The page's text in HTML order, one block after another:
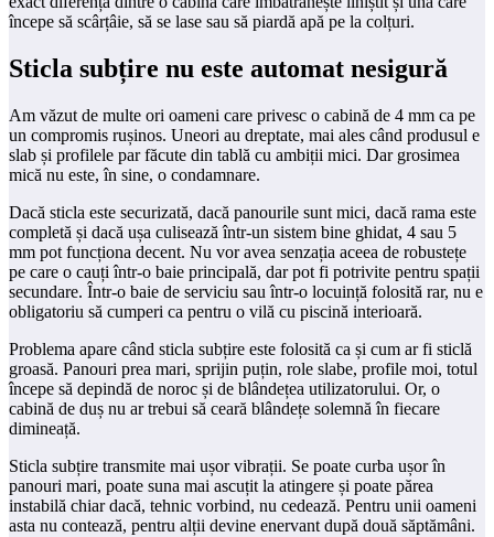
începe să scârțâie, să se lase sau să piardă apă pe la colțuri.
Sticla subțire nu este automat nesigură
Am văzut de multe ori oameni care privesc o cabină de 4 mm ca pe
un compromis rușinos. Uneori au dreptate, mai ales când produsul e
slab și profilele par făcute din tablă cu ambiții mici. Dar grosimea
mică nu este, în sine, o condamnare.
Dacă sticla este securizată, dacă panourile sunt mici, dacă rama este
completă și dacă ușa culisează într-un sistem bine ghidat, 4 sau 5
mm pot funcționa decent. Nu vor avea senzația aceea de robustețe
pe care o cauți într-o baie principală, dar pot fi potrivite pentru spații
secundare. Într-o baie de serviciu sau într-o locuință folosită rar, nu e
obligatoriu să cumperi ca pentru o vilă cu piscină interioară.
Problema apare când sticla subțire este folosită ca și cum ar fi sticlă
groasă. Panouri prea mari, sprijin puțin, role slabe, profile moi, totul
începe să depindă de noroc și de blândețea utilizatorului. Or, o
cabină de duș nu ar trebui să ceară blândețe solemnă în fiecare
dimineață.
Sticla subțire transmite mai ușor vibrații. Se poate curba ușor în
panouri mari, poate suna mai ascuțit la atingere și poate părea
instabilă chiar dacă, tehnic vorbind, nu cedează. Pentru unii oameni
asta nu contează, pentru alții devine enervant după două săptămâni.